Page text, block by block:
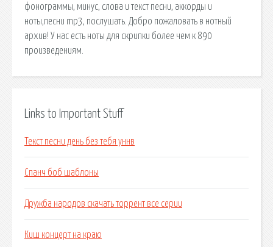
фонограммы, минус, слова и текст песни, аккорды и
ноты,песни mp3, послушать. Добро пожаловать в нотный
архив! У нас есть ноты для скрипки более чем к 890
произведениям.
Links to Important Stuff
Текст песни день без тебя уннв
Спанч боб шаблоны
Дружба народов скачать торрент все серии
Киш концерт на краю